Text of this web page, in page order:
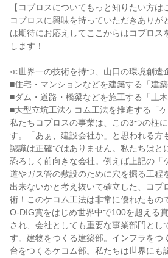
【コプロスについてもっと知りたい方は
コプロスに興味を持っていただきありが
は期待にお応えしてここからはコプロス
します！
≪世界一の技術を持つ、山口の環境創造
■住宅・マンションなどを建築する「建築
■ダム・道路・橋梁などを施工する「土木
■大型立坑工法ケコム工法を推進する「ケ
私たちコプロスの事業は、この3つの柱
す。「あぁ、建設会社か」と思われる方
認識は正確ではありません。私たちはと
恐ろしく前向きな会社。例えば上記の「
道やガス管の敷設のために穴を掘る工程
出来ないかと考え抜いて確立した、コプ
術！このケコム工法は非常に優れたもの
O-DIG賞をはじめ世界中で100を超える
され、会社としても重要な事業部門とし
す。建物をつくる建築部。インフラをつ
台をつくるケコム部。私たちは世界にも